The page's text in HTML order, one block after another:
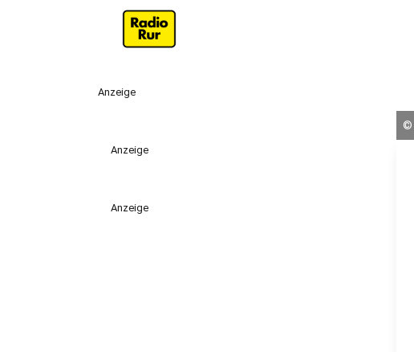
Anzeige
Anzeige
Anzeige
©